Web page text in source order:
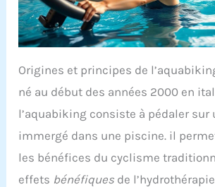
Origines et principes de
né au début des années 2000 en
l’aquabiking consiste à pédaler sur
immergé dans une piscine. il
les bénéfices du cyclisme
effets bénéfiques de